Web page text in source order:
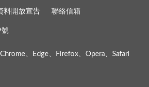
料開放宣告 聯絡信箱
號
、Edge、Firefox、Opera、Safari